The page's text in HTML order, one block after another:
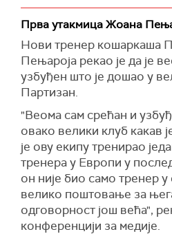
Прва утакмица Жоана
Нови тренер кошаркаша
Пењароја рекао је да је
узбуђен што је дошао у
Партизан.
"Веома сам срећан и
овако велики клуб какав
је ову екипу тренирао
тренера у Европи у
он није био само тренер
велико поштовање за
одговорност још већа",
конференцији за медије.